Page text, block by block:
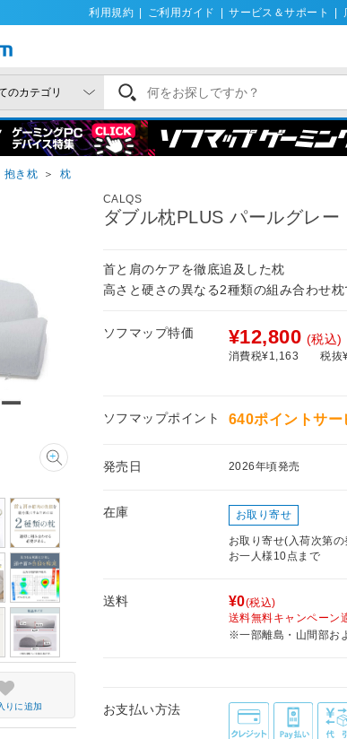
利用規約 ご利用ガイド サービス＆サポート
抱き枕 ＞
枕
CALQS
ダブル枕PLUS パールグレー
首と肩のケアを徹底追及した枕
高さと硬さの異なる2種類の組み合わせ枕
ソフマップ特価 ¥12,800 (税込)
消費税¥1,163 税抜
ソフマップポイント 640ポイントサー
発売日 2026年頃発売
在庫 お取り寄せ
お取り寄せ(入荷次第
お一人様10点まで
送料 ¥0(税込)
送料無料キャンペーン
※一部離島・山間部お
お支払い方法
りに追加